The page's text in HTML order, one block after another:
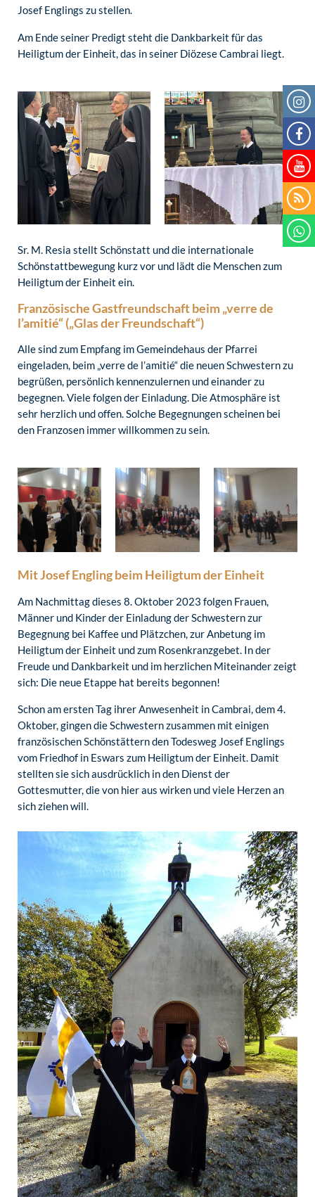
Josef Englings zu stellen.
Am Ende seiner Predigt steht die Dankbarkeit für das
Heiligtum der Einheit, das in seiner Diözese Cambrai liegt.
Sr. M. Resia stellt Schönstatt und die internationale
Schönstattbewegung kurz vor und lädt die Menschen zum
Heiligtum der Einheit ein.
Französische Gastfreundschaft beim „verre de
l’amitié“ („Glas der Freundschaft“)
Alle sind zum Empfang im Gemeindehaus der Pfarrei
eingeladen, beim „verre de l’amitié“ die neuen Schwestern zu
begrüßen, persönlich kennenzulernen und einander zu
begegnen. Viele folgen der Einladung. Die Atmosphäre ist
sehr herzlich und offen. Solche Begegnungen scheinen bei
den Franzosen immer willkommen zu sein.
Mit Josef Engling beim Heiligtum der Einheit
Am Nachmittag dieses 8. Oktober 2023 folgen Frauen,
Männer und Kinder der Einladung der Schwestern zur
Begegnung bei Kaffee und Plätzchen, zur Anbetung im
Heiligtum der Einheit und zum Rosenkranzgebet. In der
Freude und Dankbarkeit und im herzlichen Miteinander zeigt
sich: Die neue Etappe hat bereits begonnen!
Schon am ersten Tag ihrer Anwesenheit in Cambrai, dem 4.
Oktober, gingen die Schwestern zusammen mit einigen
französischen Schönstättern den Todesweg Josef Englings
vom Friedhof in Eswars zum Heiligtum der Einheit. Damit
stellten sie sich ausdrücklich in den Dienst der
Gottesmutter, die von hier aus wirken und viele Herzen an
sich ziehen will.